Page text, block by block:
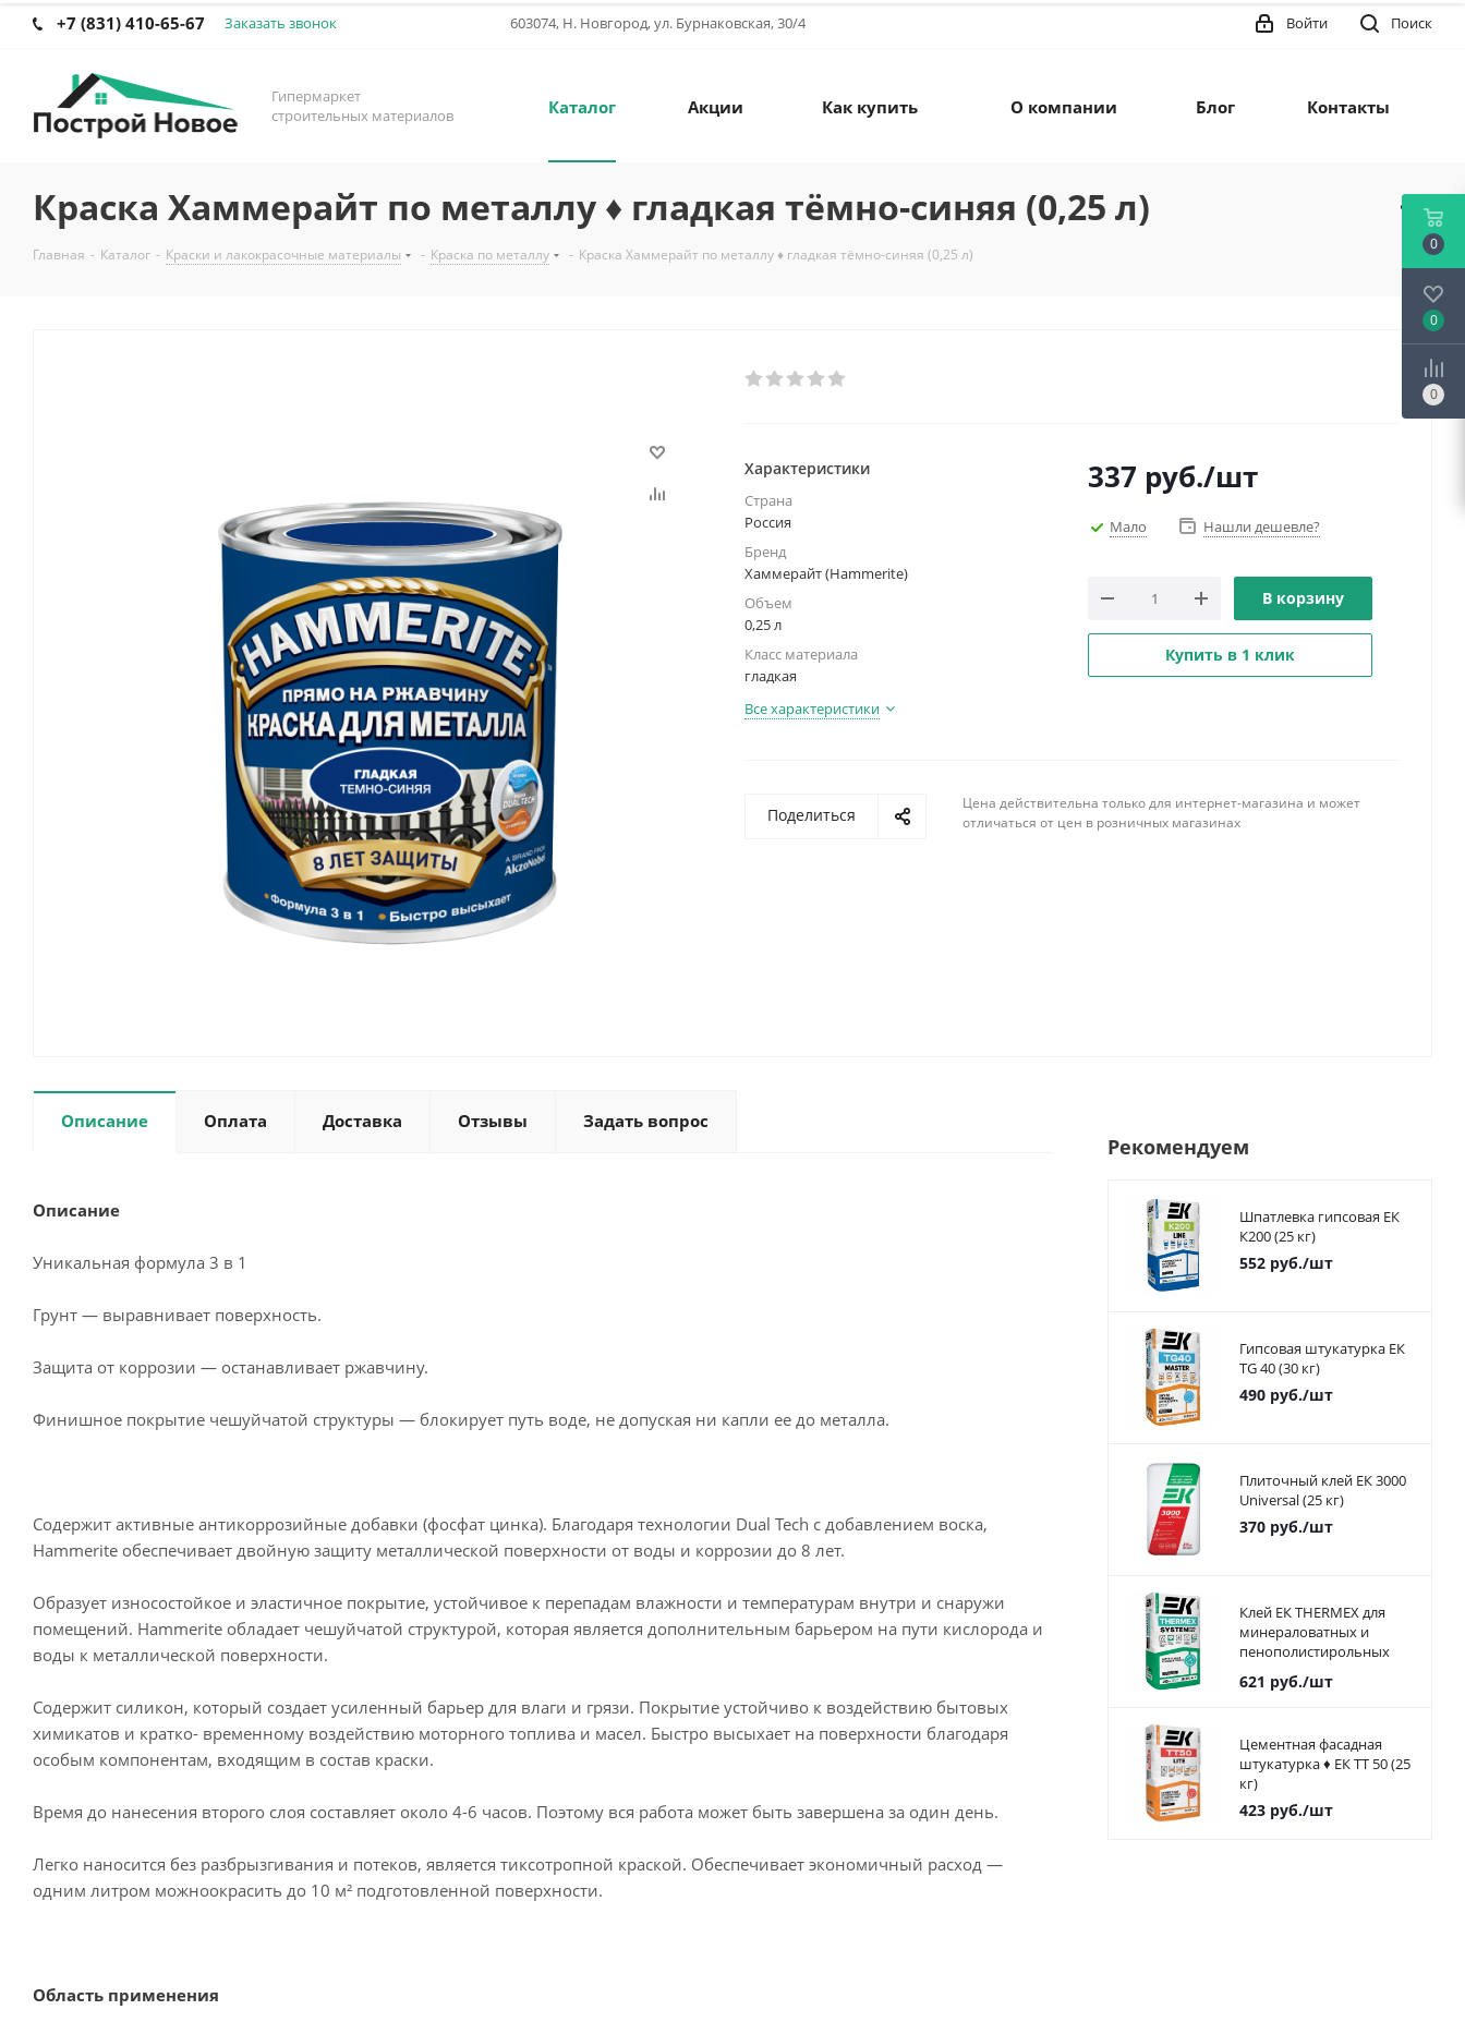
+7 (831) 410-65-67 Заказать звонок 603074, Н. Новгород, ул. Бурнаковская, 30/4 Поиск
Войти
Гипермаркет
строительных материалов
Каталог Акции Как купить О компании Блог Контакты
Краска Хаммерайт по металлу ♦ гладкая тёмно-синяя (0,25 л)
Главная - Каталог - Краски и лакокрасочные материалы - Краска по металлу - Краска Хаммерайт по металлу ♦ гладкая тёмно-синяя (0,25 л)
Характеристики
Страна
Россия
Бренд
Хаммерайт (Hammerite)
Объем
0,25 л
Класс материала
гладкая
Все характеристики
337 руб./шт
Мало Нашли дешевле?
В корзину
Купить в 1 клик
Поделиться
Цена действительна только для интернет-магазина и может
отличаться от цен в розничных магазинах
Описание Оплата Доставка Отзывы Задать вопрос
Описание
Уникальная формула 3 в 1
Грунт — выравнивает поверхность.
Защита от коррозии — останавливает ржавчину.
Финишное покрытие чешуйчатой структуры — блокирует путь воде, не допуская ни капли ее до металла.
Содержит активные антикоррозийные добавки (фосфат цинка). Благодаря технологии Dual Tech c добавлением воска,
Hammerite обеспечивает двойную защиту металлической поверхности от воды и коррозии до 8 лет.
Образует износостойкое и эластичное покрытие, устойчивое к перепадам влажности и температурам внутри и снаружи
помещений. Hammerite обладает чешуйчатой структурой, которая является дополнительным барьером на пути кислорода и
воды к металлической поверхности.
Содержит силикон, который создает усиленный барьер для влаги и грязи. Покрытие устойчиво к воздействию бытовых
химикатов и кратко- временному воздействию моторного топлива и масел. Быстро высыхает на поверхности благодаря
особым компонентам, входящим в состав краски.
Время до нанесения второго слоя составляет около 4-6 часов. Поэтому вся работа может быть завершена за один день.
Легко наносится без разбрызгивания и потеков, является тиксотропной краской. Обеспечивает экономичный расход —
одним литром можноокрасить до 10 м² подготовленной поверхности.
Область применения
Рекомендуем
Шпатлевка гипсовая ЕК
К200 (25 кг)
552руб./шт
Гипсовая штукатурка ЕК
TG 40 (30 кг)
490руб./шт
Плиточный клей ЕК 3000
Universal (25 кг)
370руб./шт
Клей ЕК THERMEX для
минераловатных и
пенополистирольных
плит 25 кг
621 руб./шт
Цементная фасадная
штукатурка ♦ ЕК ТТ 50 (25
кг)
423руб./шт
0
0
0